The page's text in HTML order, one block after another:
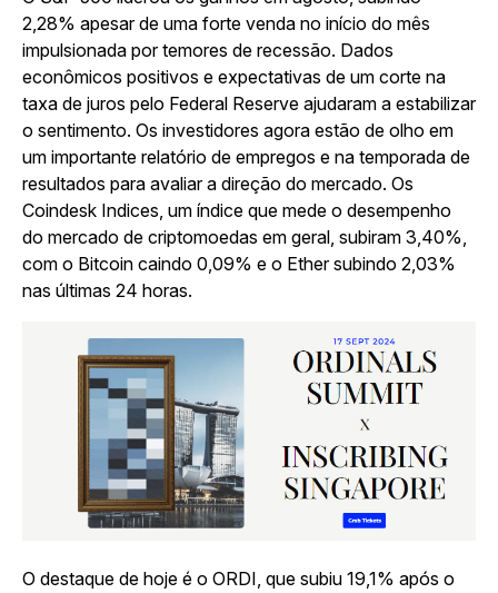
2,28% apesar de uma forte venda no início do mês
impulsionada por temores de recessão. Dados
econômicos positivos e expectativas de um corte na
taxa de juros pelo Federal Reserve ajudaram a estabilizar
o sentimento. Os investidores agora estão de olho em
um importante relatório de empregos e na temporada de
resultados para avaliar a direção do mercado. Os
Coindesk Indices, um índice que mede o desempenho
do mercado de criptomoedas em geral, subiram 3,40%,
com o Bitcoin caindo 0,09% e o Ether subindo 2,03%
nas últimas 24 horas.
O destaque de hoje é o ORDI, que subiu 19,1% após o